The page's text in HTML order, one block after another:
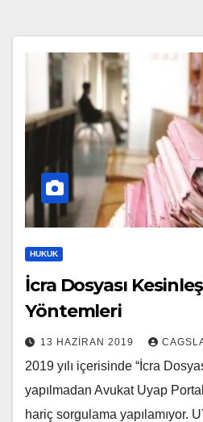
HUKUK
İcra Dosyası
Yöntemleri
13 HAZIRAN 2019
2019 yılı içerisinde “İcra
yapılmadan Avukat Uyap
hariç sorgulama yapılamıyor.